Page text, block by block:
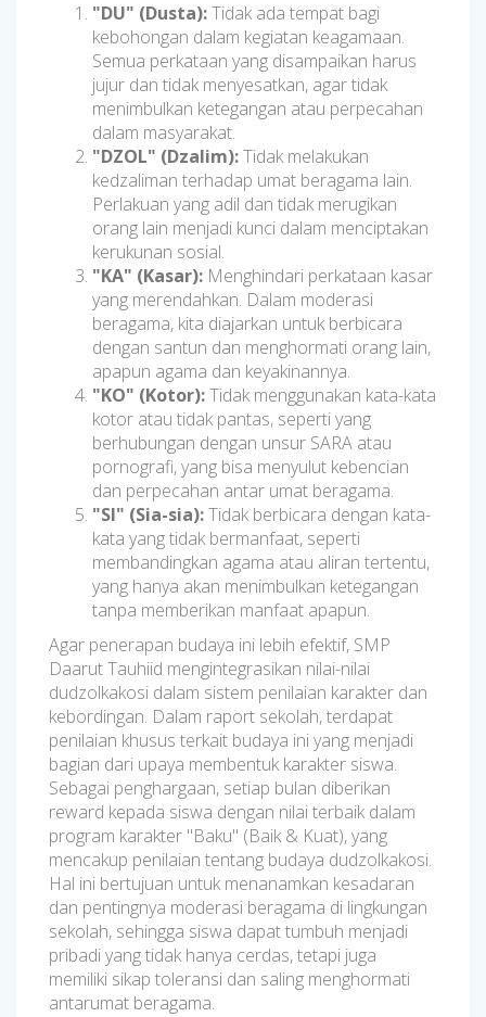
"DU" (Dusta):Tidak ada tempat bagi
kebohongan dalam kegiatan keagamaan.
Semua perkataan yang disampaikan harus
jujur dan tidak menyesatkan, agar tidak
menimbulkan ketegangan atau perpecahan
dalam masyarakat.
"DZOL" (Dzalim):Tidak melakukan
kedzaliman terhadap umat beragama lain.
Perlakuan yang adil dan tidak merugikan
orang lain menjadi kunci dalam menciptakan
kerukunan sosial.
"KA" (Kasar): Menghindari perkataan kasar
yang merendahkan. Dalam moderasi
beragama, kita diajarkan untuk berbicara
dengan santun dan menghormati orang lain,
apapun agama dan keyakinannya.
"KO" (Kotor):Tidak menggunakan kata-kata
kotor atau tidak pantas, seperti yang
berhubungan dengan unsur SARA atau
pornografi, yang bisa menyulut kebencian
dan perpecahan antar umat beragama.
"SI" (Sia-sia):Tidak berbicara dengan kata-
kata yang tidak bermanfaat, seperti
membandingkan agama atau aliran tertentu,
yang hanya akan menimbulkan ketegangan
tanpa memberikan manfaat apapun.
Agar penerapan budaya ini lebih efektif, SMP
Daarut Tauhiid mengintegrasikan nilai-nilai
dudzolkakosi dalam sistem penilaian karakter dan
kebordingan. Dalam raport sekolah, terdapat
penilaian khusus terkait budaya ini yang menjadi
bagian dari upaya membentuk karakter siswa.
Sebagai penghargaan, setiap bulan diberikan
reward kepada siswa dengan nilai terbaik dalam
program karakter "Baku" (Baik & Kuat), yang
mencakup penilaian tentang budaya dudzolkakosi.
Hal ini bertujuan untuk menanamkan kesadaran
dan pentingnya moderasi beragama di lingkungan
sekolah, sehingga siswa dapat tumbuh menjadi
pribadi yang tidak hanya cerdas, tetapi juga
memiliki sikap toleransi dan saling menghormati
antarumat beragama.